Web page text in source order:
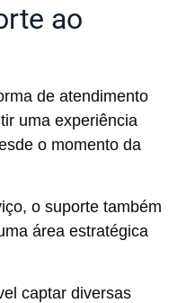
ao
de atendimento
uma experiência
o momento da
o suporte também
área estratégica
captar diversas